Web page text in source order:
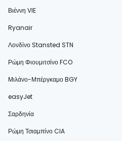
Βιέννη VIE
Ryanair
Λονδίνο Stansted STN
Ρώμη Φιουμιτσίνο FCO
Μιλάνο-Μπέργκαμο BGY
easyJet
Σαρδηνία
Ρώμη Τσιαμπίνο CIA